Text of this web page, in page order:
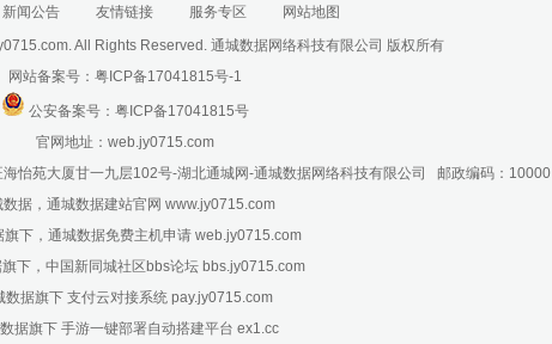
新闻公告 友情链接 服务专区
网站地图
All Rights Reserved. 通城数据网络科技有限公司 版权所有
网站备案号： 粤ICP备17041815号-1
公安备案号： 粤ICP备17041815号
官网地址： web.jy0715.com
怡苑大厦甘一九层102号-湖北通城网-通城数据网络科技有限公司 邮政编码：10000
数据，通城数据建站官网 www.jy0715.com
旗下，通城数据免费主机申请 web.jy0715.com
下，中国新同城社区bbs论坛 bbs.jy0715.com
数据旗下 支付云对接系统 pay.jy0715.com
据旗下 手游一键部署自动搭建平台 ex1.cc